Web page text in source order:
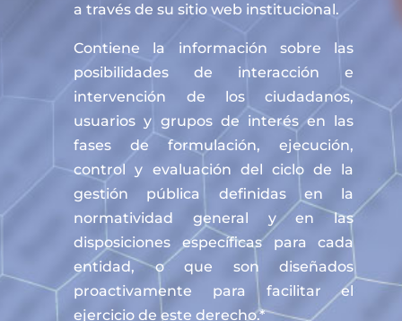
a través de su sitio web institucional.
Contiene la información sobre las
posibilidades de interacción e
intervención de los ciudadanos,
usuarios y grupos de interés en las
fases de formulación, ejecución,
control y evaluación del ciclo de la
gestión pública definidas en la
normatividad general y en las
disposiciones específicas para cada
entidad, o que son diseñados
proactivamente para facilitar el
ejercicio de este derecho.*